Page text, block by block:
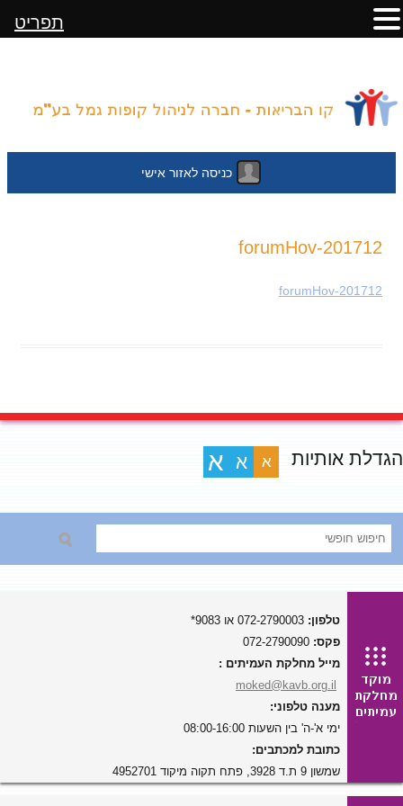
כניסה לאזור אישי
201712-forumHov
201712-forumHov
הגדלת אותיות א א א
טלפון:
פקס:
מייל מחלקת העמיתים :
moked@kavb.org.il
מענה טלפוני:
ימי א'-ה' בין השעות 08:00-16:00
כתובת למכתבים:
שמשון 9 ת.ד 3928, פתח תקוה מיקוד 4952701
תפריט